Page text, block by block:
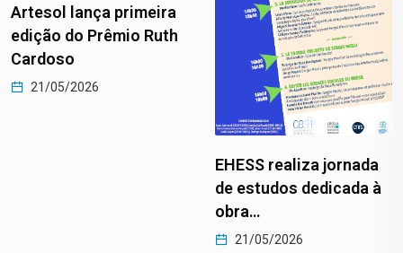
de estudos dedicada à
UNILAB abre
para primeira
Mestrado…